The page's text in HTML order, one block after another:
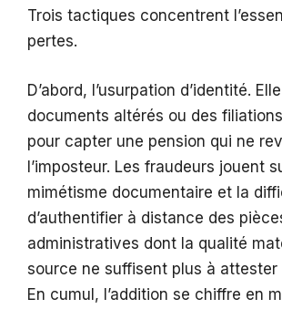
Trois tactiques concentrent
pertes.
D’abord, l’usurpation d’identité.
documents altérés ou des
pour capter une pension qui ne
l’imposteur. Les fraudeurs jouent
mimétisme documentaire et la
d’authentifier à distance des
administratives dont la qualité
source ne suffisent plus à attester
En cumul, l’addition se chiffre en